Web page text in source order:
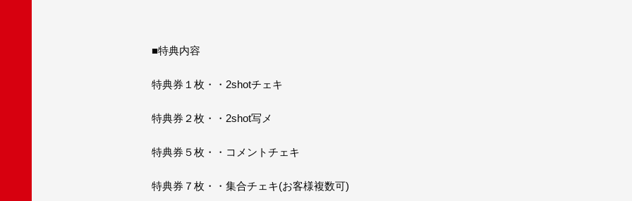
■特典内容
特典券１枚・・2shotチェキ
特典券２枚・・2shot写メ
特典券５枚・・コメントチェキ
特典券７枚・・集合チェキ(お客様複数可)